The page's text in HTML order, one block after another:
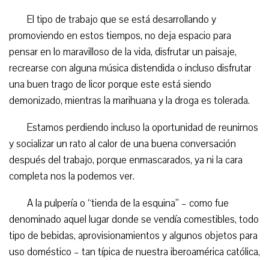
El tipo de trabajo que se está desarrollando y
promoviendo en estos tiempos, no deja espacio para
pensar en lo maravilloso de la vida, disfrutar un paisaje,
recrearse con alguna música distendida o incluso disfrutar
una buen trago de licor porque este está siendo
demonizado, mientras la marihuana y la droga es tolerada.
Estamos perdiendo incluso la oportunidad de reunirnos
y socializar un rato al calor de una buena conversación
después del trabajo, porque enmascarados, ya ni la cara
completa nos la podemos ver.
A la pulpería o “tienda de la esquina” – como fue
denominado aquel lugar donde se vendía comestibles, todo
tipo de bebidas, aprovisionamientos y algunos objetos para
uso doméstico – tan típica de nuestra iberoamérica católica,